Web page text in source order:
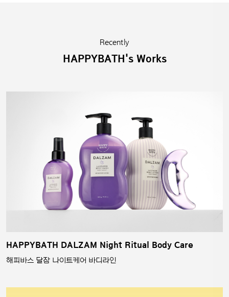
Recently
HAPPYBATH's Works
HAPPYBATH DALZAM Night Ritual Body Care
해피바스 달잠 나이트케어 바디라인